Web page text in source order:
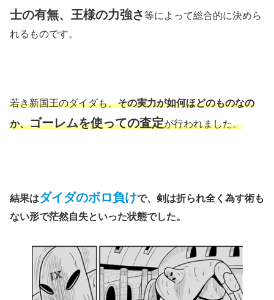
士の有無、王様の力強さ等によって総合的に決めら
れるものです。
若き新国王のダイダも、その実力が如何ほどのものなの
か、ゴーレムを使っての査定が行われました。
結果はダイダのボロ負けで、剣は折られ全く為す術も
ない形で茫然自失といった状態でした。